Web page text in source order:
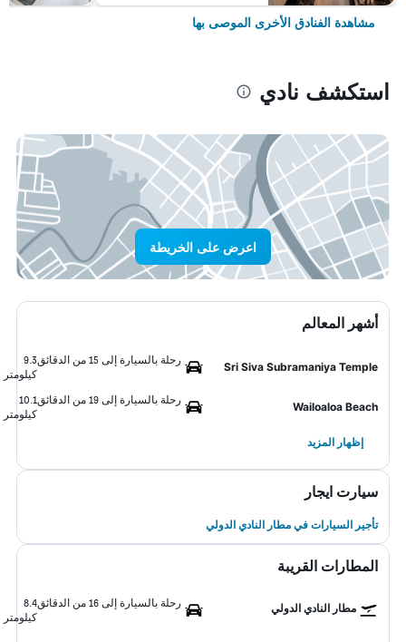
مشاهدة الفنادق الأخرى الموصى بها
استكشف نادي
اعرض على الخريطة
أشهر المعالم
Sri Siva Subramaniya Temple
رحلة بالسيارة إلى 15 من الدقائق
9.3
كيلومتر
Wailoaloa Beach
رحلة بالسيارة إلى 19 من الدقائق
10.1
كيلومتر
إظهار المزيد
سيارت ايجار
تأجير السيارات في مطار النادي الدولي
المطارات القريبة
مطار النادي الدولي رحلة بالسيارة إلى 16 من الدقائق
8.4
كيلومتر